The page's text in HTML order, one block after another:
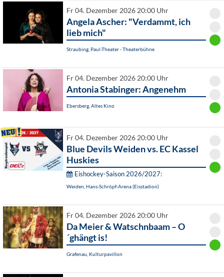
Fr 04. Dezember 2026 20:00 Uhr
Angela Ascher: "Verdammt, ich
lieb mich"
Straubing, Paul-Theater - Theaterbühne
Fr 04. Dezember 2026 20:00 Uhr
Antonia Stabinger: Angenehm
Ebersberg, Altes Kino
Fr 04. Dezember 2026 20:00 Uhr
Blue Devils Weiden vs. EC Kassel
Huskies
Eishockey-Saison 2026/2027:
Weiden, Hans-Schröpf-Arena (Eisstadion)
Fr 04. Dezember 2026 20:00 Uhr
Da Meier & Watschnbaam – O
´ghängt is!
Grafenau, Kulturpavillon